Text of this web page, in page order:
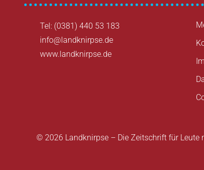
Tel: (0381) 440 53 183
info@landknirpse.de
www.landknirpse.de
© 2026 Landknirpse – Die Zeitschrift für Leute